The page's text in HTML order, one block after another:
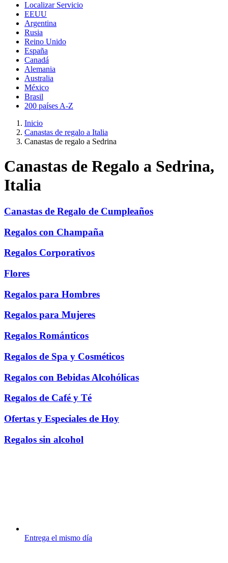
Localizar Servicio
EEUU
Argentina
Rusia
Reino Unido
España
Canadá
Alemania
Australia
México
Brasil
200 países A-Z
Inicio
Canastas de regalo a Italia
Canastas de regalo a Sedrina
Canastas de Regalo a Sedrina,
Italia
Canastas de Regalo de Cumpleaños
Regalos con Champaña
Regalos Corporativos
Flores
Regalos para Hombres
Regalos para Mujeres
Regalos Románticos
Regalos de Spa y Cosméticos
Regalos con Bebidas Alcohólicas
Regalos de Café y Té
Ofertas y Especiales de Hoy
Regalos sin alcohol
Entrega el mismo día